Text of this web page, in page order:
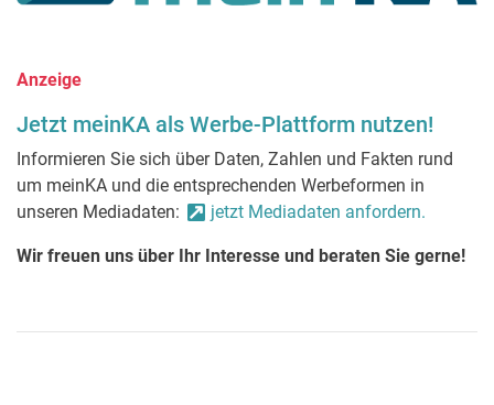
Anzeige
Jetzt meinKA als Werbe-Plattform nutzen!
Informieren Sie sich über Daten, Zahlen und Fakten rund
um meinKA und die entsprechenden Werbeformen in
unseren Mediadaten:
jetzt Mediadaten anfordern.
Wir freuen uns über Ihr Interesse und beraten Sie gerne!